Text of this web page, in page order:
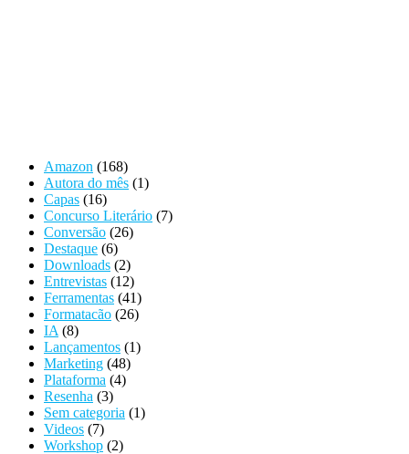
Amazon (168)
Autora do mês (1)
Capas (16)
Concurso Literário (7)
Conversão (26)
Destaque (6)
Downloads (2)
Entrevistas (12)
Ferramentas (41)
Formatacão (26)
IA (8)
Lançamentos (1)
Marketing (48)
Plataforma (4)
Resenha (3)
Sem categoria (1)
Videos (7)
Workshop (2)